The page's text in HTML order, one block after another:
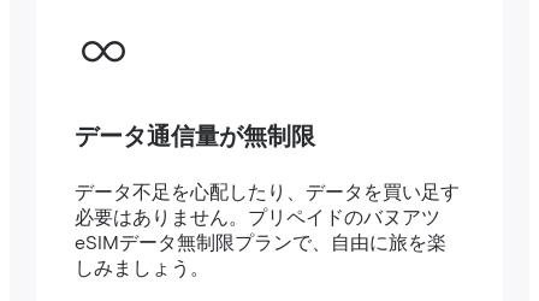
データ通信量が無制限
データ不足を心配したり、データを買い足す
必要はありません。プリペイドのバヌアツ
eSIMデータ無制限プランで、自由に旅を楽
しみましょう。